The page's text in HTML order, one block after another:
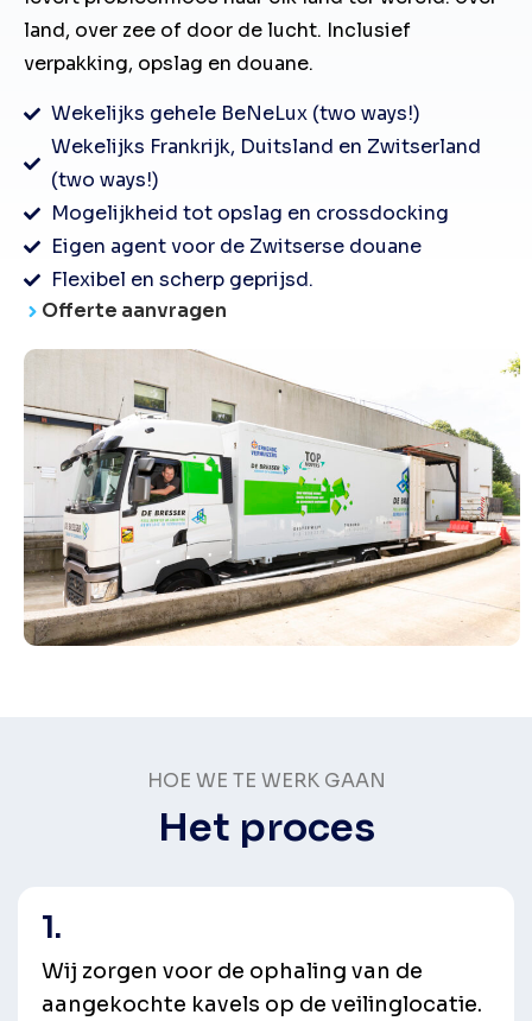
land, over zee of door de lucht. Inclusief
verpakking, opslag en douane.
Wekelijks gehele BeNeLux (two ways!)
Wekelijks Frankrijk, Duitsland en Zwitserland
(two ways!)
Mogelijkheid tot opslag en crossdocking
Eigen agent voor de Zwitserse douane
Flexibel en scherp geprijsd.
Offerte aanvragen
HOE WE TE WERK GAAN
Het proces
1.
Wij zorgen voor de ophaling van de
aangekochte kavels op de veilinglocatie.